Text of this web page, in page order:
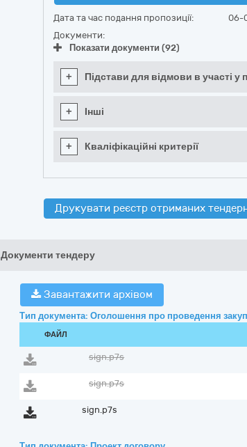
Дата та час подання пропозиції:
06-
Документи:
Показати документи (92)
+ Підстави для відмови в участі у
+ Інші
+ Кваліфікаційні критерії
Друкувати реєстр отриманих
Документи тендеру
Завантажити архівом
Тип документа: Оголошення про проведення
ФАЙЛ
sign.p7s
sign.p7s
sign.p7s